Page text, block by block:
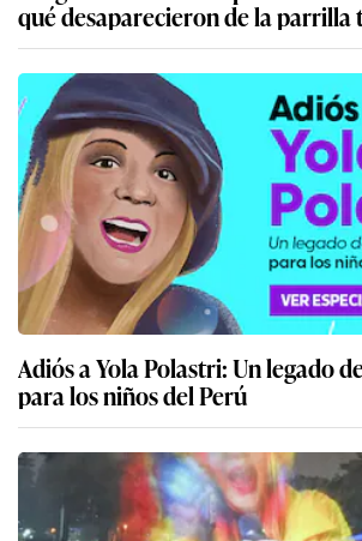
qué desaparecieron de la parrilla
Adiós a Yola Polastri: Un legado
para los niños del Perú